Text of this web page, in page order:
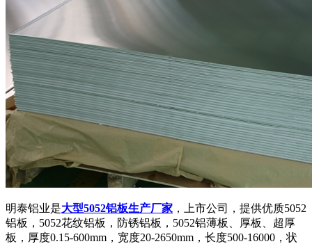
明泰铝业是大型5052铝板生产厂家 ，上市公司，提供优质5052
铝板，5052花纹铝板，防锈铝板，5052铝薄板、厚板、超厚
板，厚度0.15-600mm，宽度20-2650mm，长度500-16000，状